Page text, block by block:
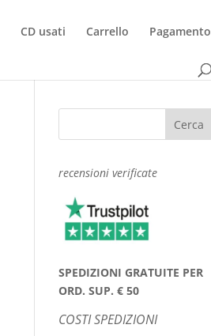
CD usati Carrello Pagamento
recensioni verificate
SPEDIZIONI GRATUITE PER
ORD. SUP. € 50
COSTI SPEDIZIONI